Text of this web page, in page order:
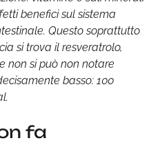
benefici sul sistema
Questo soprattutto
si trova il resveratrolo,
non si può non notare
basso: 100
fa